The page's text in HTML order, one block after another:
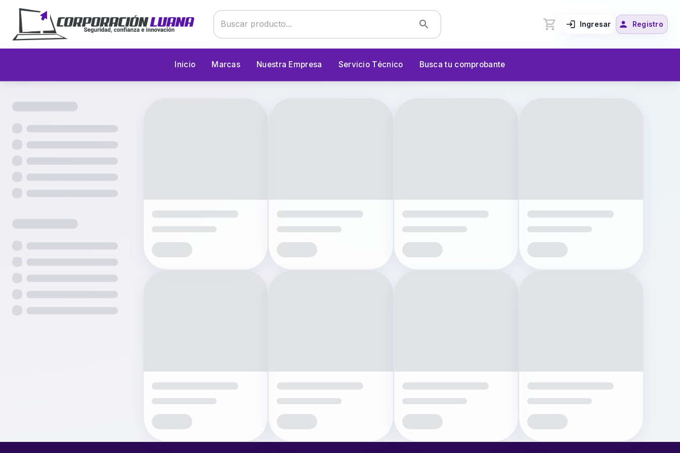
Ingresar Registro
Inicio Marcas Nuestra Empresa Servicio Técnico Busca tu comprobante